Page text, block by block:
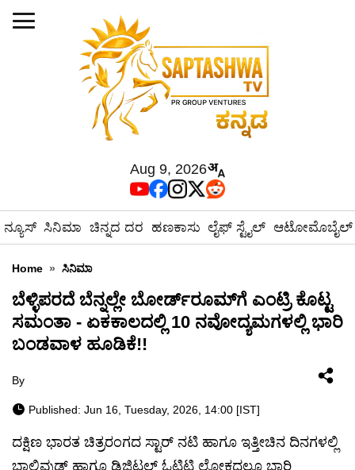
Aug 9, 2026
ನ್ಯೂಸ್ ಸಿನಿಮಾ ಚಿನ್ನದ ದರ ಹಣಕಾಸು ಲೈಫ್ ಸ್ಟೈಲ್ ಆಟೋಮೊಬೈಲ್
Home » ಸಿನಿಮಾ
ಬೆಳ್ಳಿಪರದೆ ಬೆನ್ನಲ್ಲೇ ಬೋರ್ಡ್‌ರೂಮ್‌ಗೆ ಎಂಟ್ರಿ ಕೊಟ್ಟ
ಸಮಂತಾ - ಏಕಕಾಲದಲ್ಲಿ 10 ನವೋದ್ಯಮಗಳಲ್ಲಿ ಭಾರಿ
ಬಂಡವಾಳ ಹೂಡಿಕೆ!!
By
Published: Jun 16, Tuesday, 2026, 14:00 [IST]
ದಕ್ಷಿಣ ಭಾರತ ಚಿತ್ರರಂಗದ ಸ್ಟಾರ್ ನಟಿ ಹಾಗೂ ಇತ್ತೀಚಿನ ದಿನಗಳಲ್ಲಿ
ಬಾಲಿವುಡ್ ಹಾಗೂ ಡಿಜಿಟಲ್ ಓಟಿಟಿ ಲೋಕದಲ್ಲೂ ಭಾರಿ